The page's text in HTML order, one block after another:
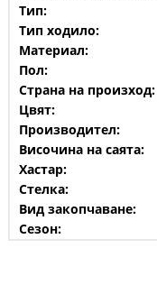
Тип:
Тип ходило:
Материал:
Пол:
Страна на произход:
Цвят:
Производител:
Височина на саята:
Хастар:
Стелка:
Вид закопчаване:
Сезон: